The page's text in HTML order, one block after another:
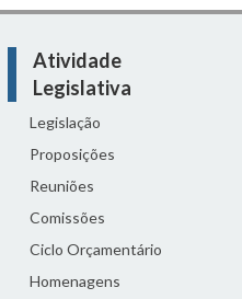
Atividade
Legislativa
Legislação
Proposições
Reuniões
Comissões
Ciclo Orçamentário
Homenagens